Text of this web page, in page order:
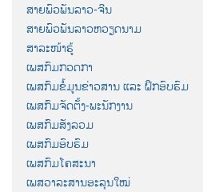
ສາຍພົວພັນລາວ-ຈີນ
ສາຍພົວພັນລາວຫວຽດນາມ
ສາລະໜ້າຮູ້
ເພສກົມກວດກາ
ເພສກົມຂໍ້ມູນຂ່າວສານ ແລະ ຝຶກອົບຮົມ
ເພສກົມຈັດຕັ້ງ-ພະນັກງານ
ເພສກົມສັງລວມ
ເພສກົມອົບຮົມ
ເພສກົມໂຄສະນາ
ເພສວາລະສານອະລຸນໃໝ່